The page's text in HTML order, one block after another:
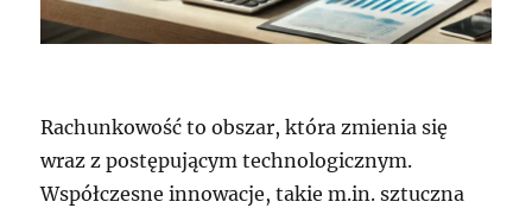
Rachunkowość to obszar, która zmienia się
wraz z postępującym technologicznym.
Współczesne innowacje, takie m.in. sztuczna